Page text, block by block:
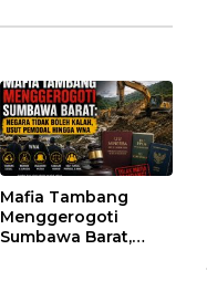
Mafia Tambang
Menggerogoti
Sumbawa Barat,